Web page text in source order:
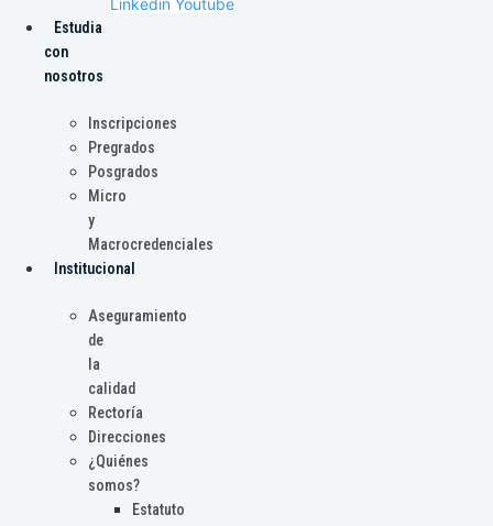
Linkedin Youtube
Estudia
con
nosotros
Inscripciones
Pregrados
Posgrados
Micro
y
Macrocredenciales
Institucional
Aseguramiento
de
la
calidad
Rectoría
Direcciones
¿Quiénes
somos?
Estatuto